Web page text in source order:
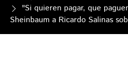
"Si quieren pagar, que
Sheinbaum a Ricardo Salinas